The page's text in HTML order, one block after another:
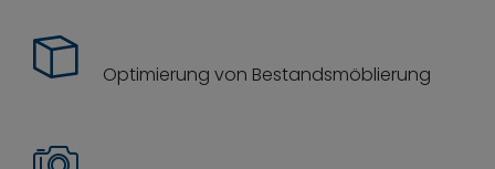
Optimierung von Bestandsmöblierung